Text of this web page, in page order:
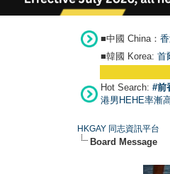
■中國 China：
■韓國 Korea: 首
Hot Search: #前
港男HEHE率漸
HKGAY 同志資訊平台
Board Message